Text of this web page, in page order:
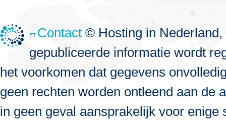
Contact © Hosting in
gepubliceerde informatie wordt
het voorkomen dat gegevens
geen rechten worden ontleend aan de
in geen geval aansprakelijk voor